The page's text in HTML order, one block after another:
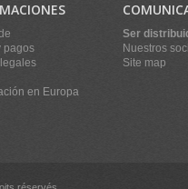
pagos
en Europa
Ser
Nuestros
Site map